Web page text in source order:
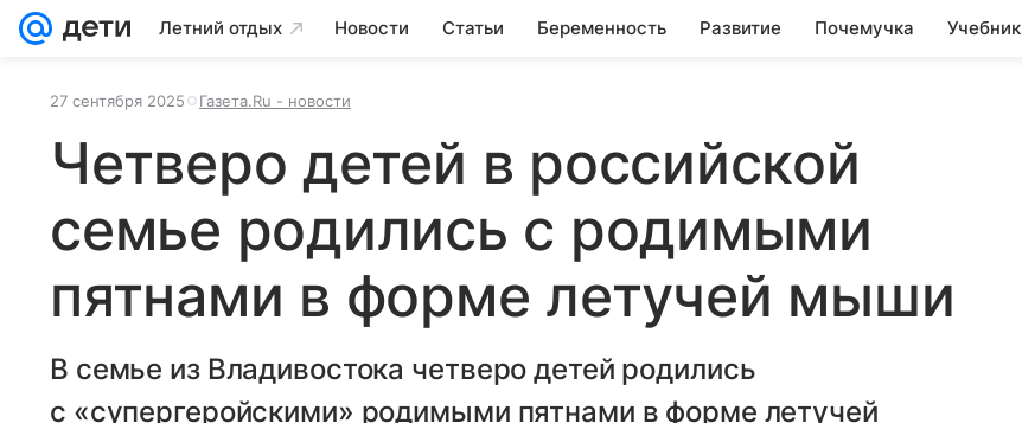
Летний отдых Новости Статьи Беременность Развитие Почемучка Учебник
27 сентября 2025 Газета.Ru - новости
Четверо детей в российской
семье родились с родимыми
пятнами в форме летучей мыши
В семье из Владивостока четверо детей родились
с «супергеройскими» родимыми пятнами в форме летучей